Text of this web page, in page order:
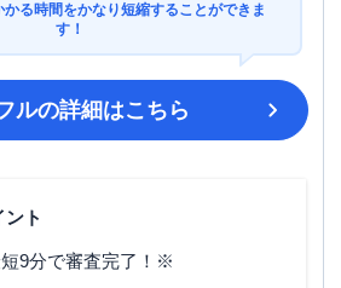
る時間をかなり短縮することができま
す！
ルの詳細はこちら
ト
9分で審査完了！※